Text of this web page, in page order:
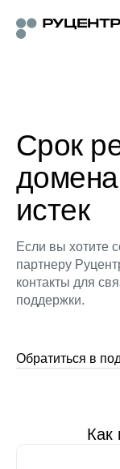
Срок
истек
Если вы хотите
партнеру
контакты для
поддержки.
Обратиться в
Как